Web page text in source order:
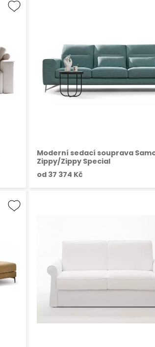
Moderní sedací souprava
Zippy/Zippy Special
od 37 374 Kč